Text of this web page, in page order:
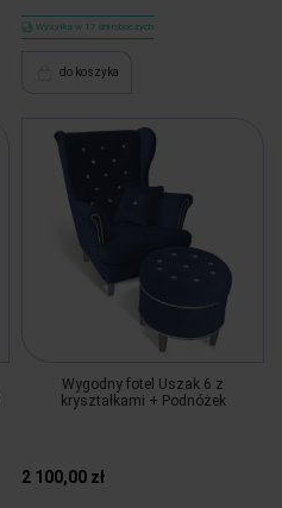
Wysyłka w 17 dni roboczych
do koszyka
Wygodny fotel Uszak 6 z
kryształkami + Podnóżek
2 100,00 zł